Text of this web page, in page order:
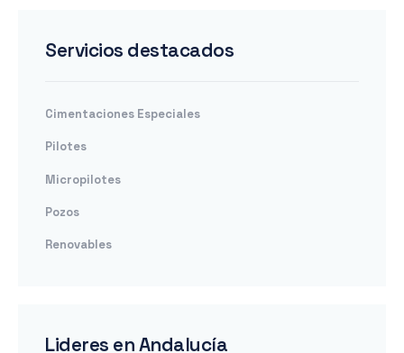
Servicios destacados
Cimentaciones Especiales
Pilotes
Micropilotes
Pozos
Renovables
Lideres en Andalucía